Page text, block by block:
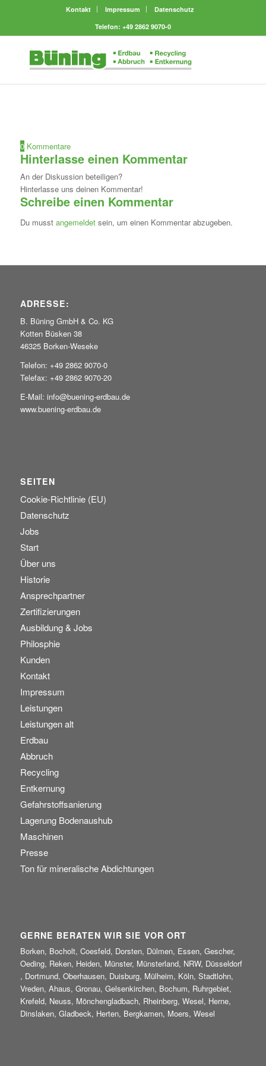
Kontakt Impressum
Datenschutz
Telefon: +49 2862 9070-0
0 Kommentare
Hinterlasse einen Kommentar
An der Diskussion beteiligen?
Hinterlasse uns deinen Kommentar!
Schreibe einen Kommentar
Du musst angemeldetsein, um einen Kommentar abzugeben.
ADRESSE:
B. Büning GmbH & Co. KG
Kotten Büsken 38
46325 Borken-Weseke
Telefon: +49 2862 9070-0
Telefax: +49 2862 9070-20
E-Mail: info@buening-erdbau.de
www.buening-erdbau.de
SEITEN
Cookie-Richtlinie (EU)
Datenschutz
Jobs
Start
Über uns
Historie
Ansprechpartner
Zertifizierungen
Ausbildung & Jobs
Philosphie
Kunden
Kontakt
Impressum
Leistungen
Leistungen alt
Erdbau
Abbruch
Recycling
Entkernung
Gefahrstoffsanierung
Lagerung Bodenaushub
Maschinen
Presse
Ton für mineralische Abdichtungen
GERNE BERATEN WIR SIE VOR ORT
Borken, Bocholt, Coesfeld, Dorsten, Dülmen, Essen, Gescher,
Oeding, Reken, Heiden, Münster, Münsterland, NRW, Düsseldorf
, Dortmund, Oberhausen, Duisburg, Mülheim, Köln, Stadtlohn,
Vreden, Ahaus, Gronau, Gelsenkirchen, Bochum, Ruhrgebiet,
Krefeld, Neuss, Mönchengladbach, Rheinberg, Wesel, Herne,
Dinslaken, Gladbeck, Herten, Bergkamen, Moers, Wesel